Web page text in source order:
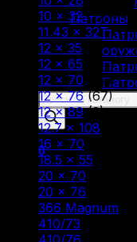
Патроны
Поиск
товаров
0
10 × 32 (2)
11.43 × 32T (1)
12 × 35
12 × 65
12 × 70
(82)
12 × 76 (67)
12 × 89 (2)
12.7 × 108
16 × 70
18.5 × 55
20 × 70
20 × 76
366 Magnum
410/73